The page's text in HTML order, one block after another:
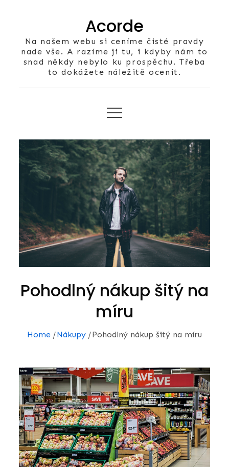
Acorde
Na našem webu si ceníme čisté pravdy
nade vše. A razíme ji tu, i kdyby nám to
snad někdy nebylo ku prospěchu. Třeba
to dokážete náležitě ocenit.
Pohodlný nákup šitý na
míru
Home Nákupy Pohodlný nákup šitý na míru